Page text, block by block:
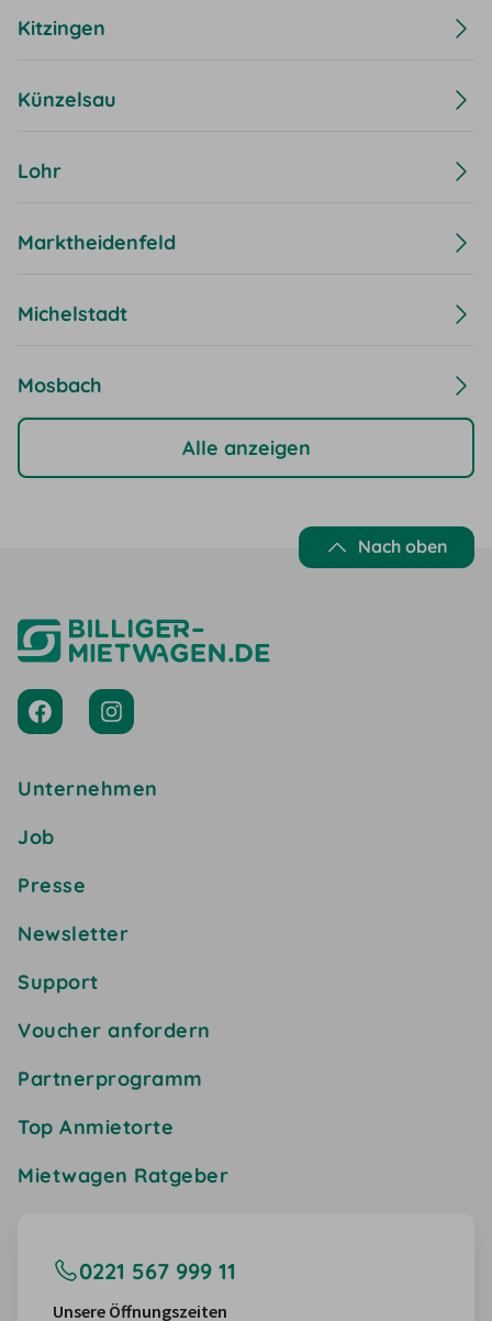
Kitzingen
Künzelsau
Lohr
Marktheidenfeld
Michelstadt
Mosbach
Alle anzeigen
Nach oben
Unternehmen
Job
Presse
Newsletter
Support
Voucher anfordern
Partnerprogramm
Top Anmietorte
Mietwagen Ratgeber
0221 567 999 11
Unsere Öffnungszeiten